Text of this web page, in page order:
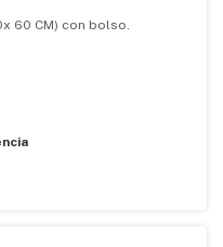
60 CM) con bolso.